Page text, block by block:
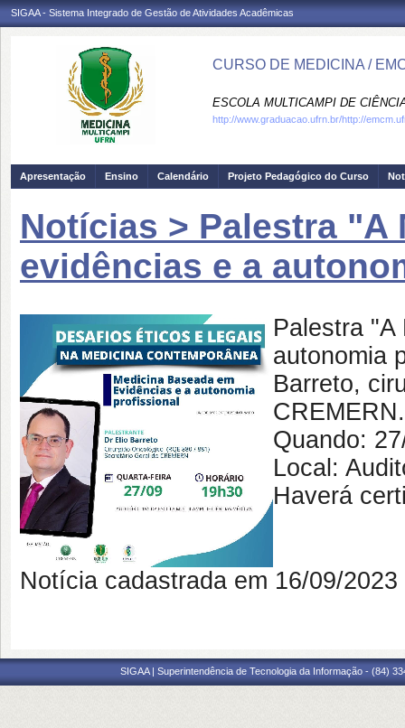
SIGAA - Sistema Integrado de Gestão de Atividades Acadêmicas
CURSO DE MEDICINA /
ESCOLA MULTICAMPI DE
http://www.graduacao.ufrn.br/http://
Apresentação Ensino Calendário Projeto Pedagógico do Curso
Notícias > Palestra "A
evidências e a
Palestra "A
autonomia
Barreto,
CREMERN.
Quando:
Local:
Haverá
Notícia cadastrada em 16/09/
SIGAA | Superintendência de Tecnologia da Informação - (84)